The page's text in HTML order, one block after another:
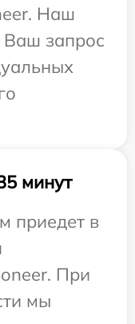
Наш
Ваш запрос
минут
приедет в
При
мы